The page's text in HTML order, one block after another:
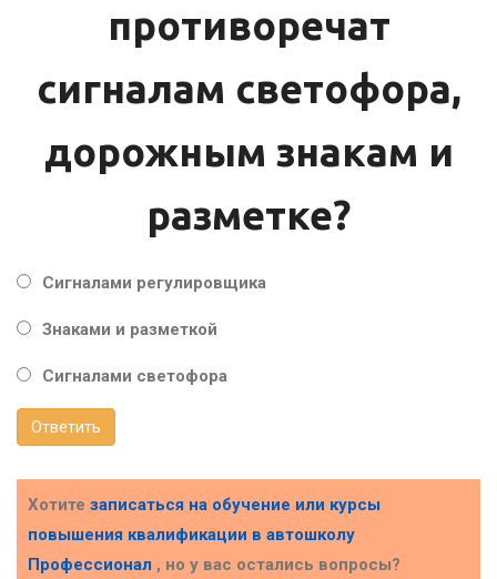
противоречат
сигналам светофора,
дорожным знакам и
разметке?
Сигналами регулировщика
Знаками и разметкой
Сигналами светофора
Ответить
Хотите записаться на обучение или курсы
повышения квалификации в автошколу
Профессионал , но у вас остались вопросы?